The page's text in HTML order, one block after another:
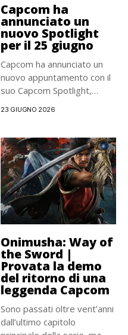
Capcom ha
annunciato un
nuovo Spotlight
per il 25 giugno
Capcom ha annunciato un
nuovo appuntamento con il
suo Capcom Spotlight,
23 GIUGNO 2026
Onimusha: Way of
the Sword |
Provata la demo
del ritorno di una
leggenda Capcom
Sono passati oltre vent’anni
dall’ultimo capitolo